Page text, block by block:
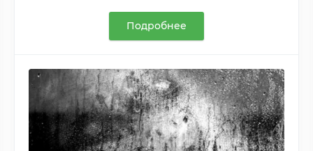
Подробнее